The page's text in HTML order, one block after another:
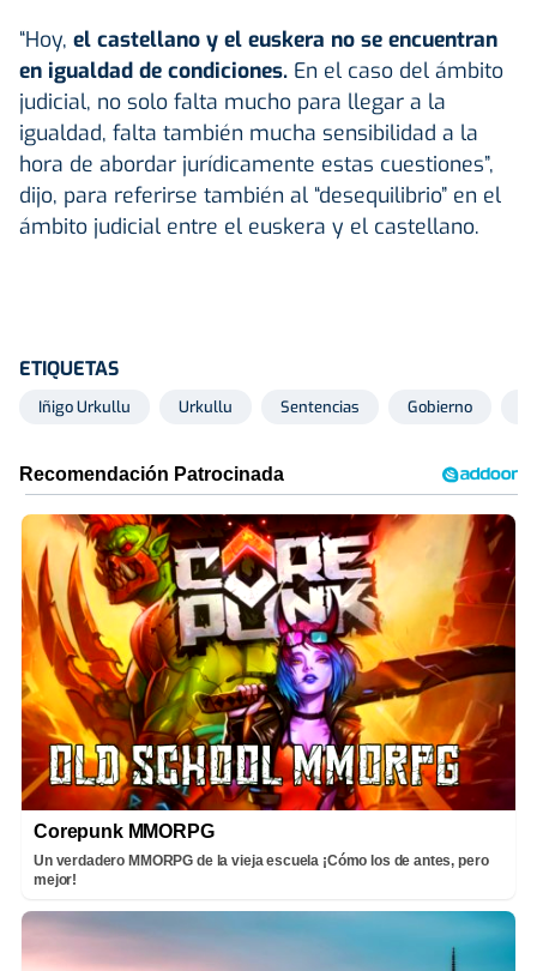
“Hoy, el castellano y el euskera no se encuentran
en igualdad de condiciones. En el caso del ámbito
judicial, no solo falta mucho para llegar a la
igualdad, falta también mucha sensibilidad a la
hora de abordar jurídicamente estas cuestiones”,
dijo, para referirse también al “desequilibrio” en el
ámbito judicial entre el euskera y el castellano.
ETIQUETAS
Iñigo Urkullu Urkullu Sentencias Gobierno
Corepunk MMORPG
Un verdadero MMORPG de la vieja escuela ¡Cómo los de antes, pero
mejor!